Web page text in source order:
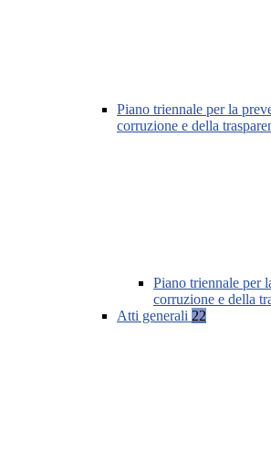
Piano triennale per la
corruzione e della
Piano triennale per
corruzione e della
Atti generali 22